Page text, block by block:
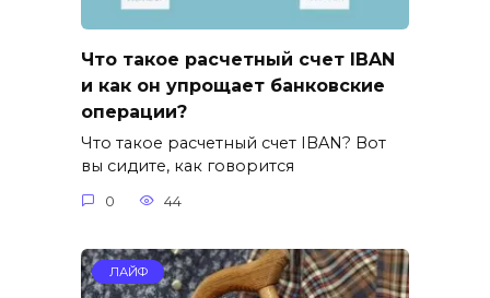
Что такое расчетный счет IBAN
и как он упрощает банковские
операции?
Что такое расчетный счет IBAN? Вот
вы сидите, как говорится
0 44
ЛАЙФ